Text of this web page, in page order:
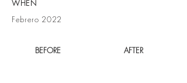
WHEN
Febrero 2022
BEFORE AFTER